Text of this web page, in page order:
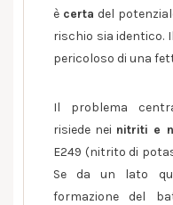
è certa del
rischio sia identico.
pericoloso di una
Il problema
risiede nei nitriti e
E249 (nitrito di
Se da un lato
formazione del